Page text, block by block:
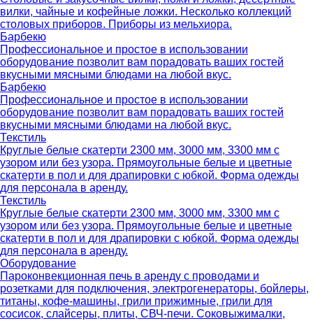
вилки, чайные и кофейные ложки. Несколько коллекций
столовых приборов. Приборы из мельхиора.
Барбекю
Профессиональное и простое в использовании
оборудование позволит вам порадовать ваших гостей
вкусными мясными блюдами на любой вкус.
Барбекю
Профессиональное и простое в использовании
оборудование позволит вам порадовать ваших гостей
вкусными мясными блюдами на любой вкус.
Текстиль
Круглые белые скатерти 2300 мм, 3000 мм, 3300 мм с
узором или без узора. Прямоугольные белые и цветные
скатерти в пол и для драпировки с юбкой. Форма одежды
для персонала в аренду.
Текстиль
Круглые белые скатерти 2300 мм, 3000 мм, 3300 мм с
узором или без узора. Прямоугольные белые и цветные
скатерти в пол и для драпировки с юбкой. Форма одежды
для персонала в аренду.
Оборудование
Пароконвекционная печь в аренду с проводами и
розетками для подключения, электрогенераторы, бойлеры,
титаны, кофе-машины, грили прижимные, грили для
сосисок, слайсеры, плиты, СВЧ-печи. Соковыжималки,